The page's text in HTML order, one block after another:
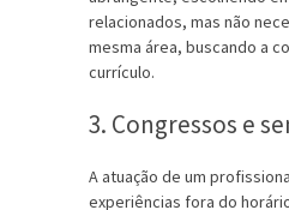
relacionados, mas não
mesma área, buscando a
currículo.
3. Congressos e
A atuação de um
experiências fora do